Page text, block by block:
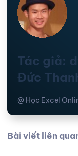
Tác giả:
Đức
@ Học Excel
Bài viết liên